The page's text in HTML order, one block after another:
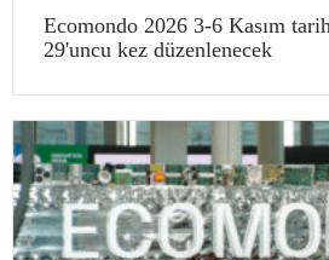
Ecomondo 2026 3-6 Kasım
29'uncu kez düzenlenecek